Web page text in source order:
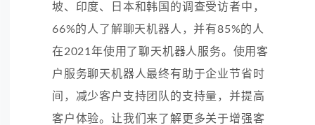
坡、印度、日本和韩国的调查受访者中，
66%的人了解聊天机器人，并有85%的人
在2021年使用了聊天机器人服务。使用客
户服务聊天机器人最终有助于企业节省时
间，减少客户支持团队的支持量，并提高
客户体验。让我们来了解更多关于增强客